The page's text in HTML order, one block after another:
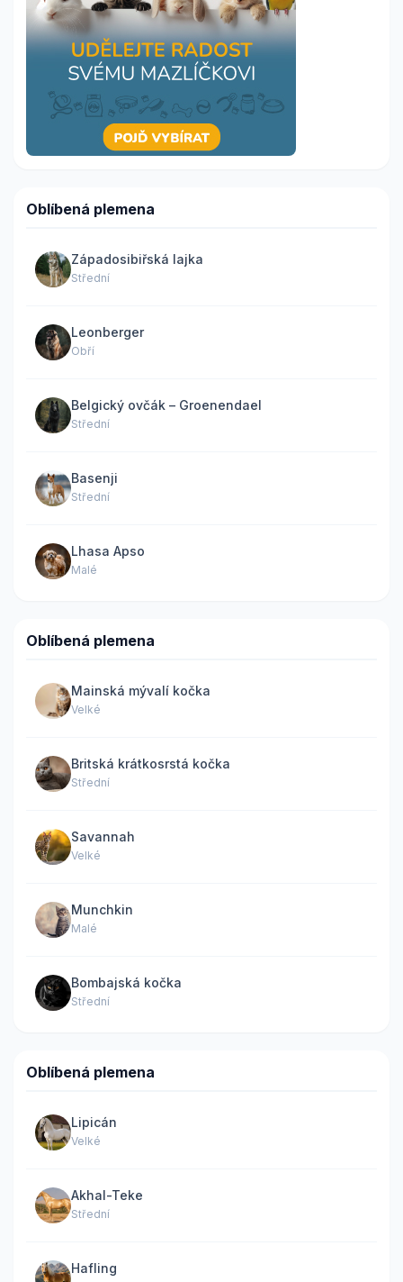
Oblíbená plemena
Západosibiřská lajka
Střední
Leonberger
Obří
Belgický ovčák – Groenendael
Střední
Basenji
Střední
Lhasa Apso
Malé
Oblíbená plemena
Mainská mývalí kočka
Velké
Britská krátkosrstá kočka
Střední
Savannah
Velké
Munchkin
Malé
Bombajská kočka
Střední
Oblíbená plemena
Lipicán
Velké
Akhal-Teke
Střední
Hafling